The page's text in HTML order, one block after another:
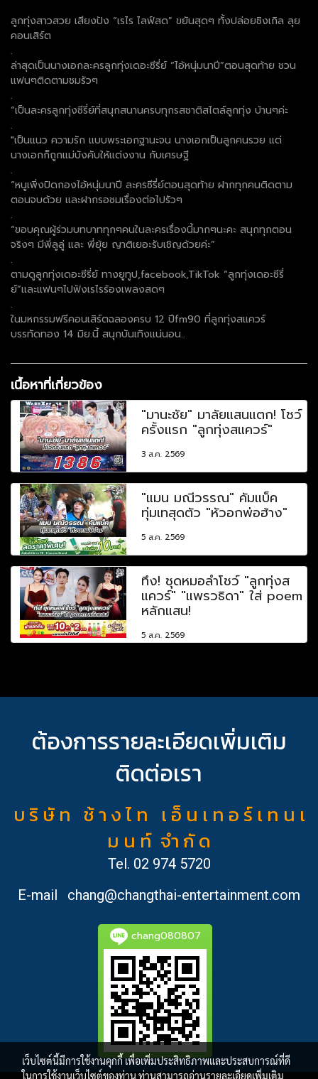
ลูกทุ่งสาวสวย เสียงปัง “เรไร ไลฟ์สด” ขยันสุดๆ ทั้งปล่อยซิงเกิล ลุย
คอนเสิร์ต
.
ล่าสุดเป็นนางเอกละครลูกทุ่งเดอะซีรี่ย์ “ไอ้หนุ่มนาปี”ตอนสุดท้าย ชวน
แฟนๆติดตามชมรัวๆ
.
“เป็นละครลูกทุ่งซีรี่ย์ที่สนุกสนานครบทุกรสชาติสไตล์ลูกทุ่ง บ้านๆค่ะ
.
"เป็นแนว ความรัก แบบพระเอกฐานะจน นางเอกเป็นลูกคนรวย แต่
นางเอกก็ถูกแม่บังคับให้แต่งงาน กับเศรษฐี
.
“หนูเพิ่งปิดกองไอ้หนุ่มนาปี ละครซีรี่ย์ตอนสุดท้าย ฝากทุกคนติดตาม
ตอนจบด้วย และฝากรอชมเรื่องต่อไปรัวๆ
.
“ขอบคุณผู้ร่วมบทบาททุกๆคนในละครเรื่องนี้มากๆนะคะ สนุกทุกตอน
จริงๆ มีพี่ลูลู่ และ พี่ยุ้ย ญาติเยอะรับเชิญด้วยค่ะ”
.
ตามดูลูกทุ่งเดอะซีรี่ย์ ทางยูทูป,facebook,TikTok “ลูกทุ่งเดอะซีรี่
ย์”และแฟนๆไปฟังเรไรร้องเพลงสดๆ
.
ในมหกรรมฟรีคอนเสิร์ตฉลองครบ 12 ปีfm90 ที่ลูกทุ่งสแควร์
บรรทัดทอง 14 มิย.นี้ สนุกบันเทิงแน่นอน..
เนื้อหาที่เกี่ยวข้อง
"มานะชัย" มาลัยแสนแตก! โชว์
ครั้งแรก "ลูกทุ่งสแควร์"
3 ส.ค. 2569
"แมน มณีวรรณ" คัมแบ็ค
ทุ่มเทสุดตัว "หัวอกพ่อฮ้าง"
5 ส.ค. 2569
ทึ่ง! ชุดหมอลำโชว์ "ลูกทุ่งส
แควร์" "แพรวธิดา" ใส่ poem
หลักแสน!
5 ส.ค. 2569
ต้องการรายละเอียดเพิ่มเติม
ติดต่อเรา
บ ริ ษั ท ช้ า ง ไ ท เ อ็ น เ ท อ ร์ เ ท น เ
ม น ท์ จำ กั ด
Tel. 02 974 5720
E-mail
chang@changthai-entertainment.com
chang080807
เว็บไซต์นี้มีการใช้งานคุกกี้ เพื่อเพิ่มประสิทธิภาพและประสบการณ์ที่ดี
ในการใช้งานเว็บไซต์ของท่าน ท่านสามารถอ่านรายละเอียดเพิ่มเติม